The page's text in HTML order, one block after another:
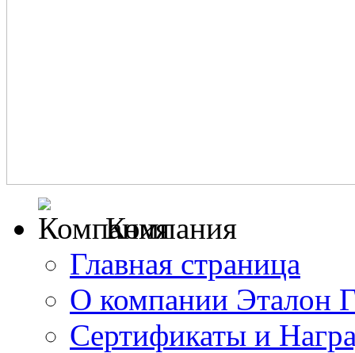
Компания
Главная страница
О компании Эталон
Сертификаты и